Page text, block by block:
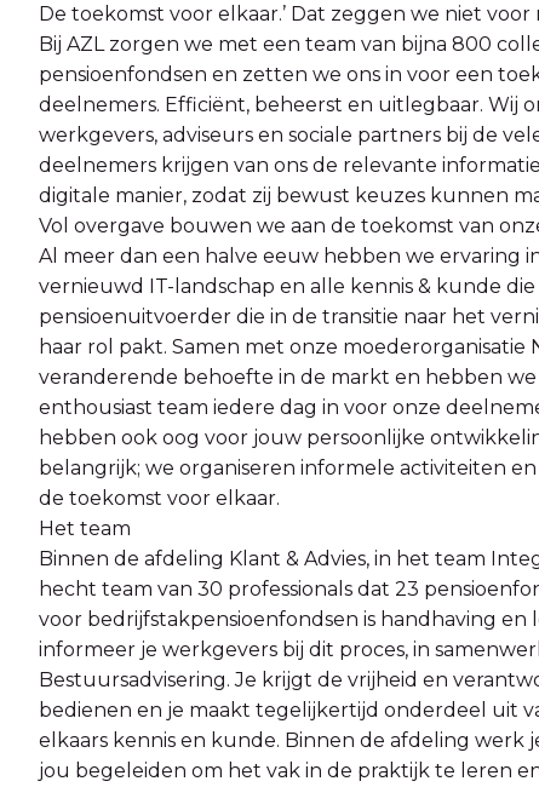
De toekomst voor elkaar.’ Dat zeggen we niet voor
Bij AZL zorgen we met een team van bijna 800
pensioenfondsen en zetten we ons in voor een
deelnemers. Efficiënt, beheerst en uitlegbaar. Wij
werkgevers, adviseurs en sociale partners bij de
deelnemers krijgen van ons de relevante
digitale manier, zodat zij bewust keuzes kunnen
Vol overgave bouwen we aan de toekomst van
Al meer dan een halve eeuw hebben we ervaring
vernieuwd IT-landschap en alle kennis & kunde
pensioenuitvoerder die in de transitie naar het
haar rol pakt. Samen met onze
veranderende behoefte in de markt en hebben
enthousiast team iedere dag in voor onze
hebben ook oog voor jouw persoonlijke
belangrijk; we organiseren informele activiteiten
de toekomst voor elkaar.
Het team
Binnen de afdeling Klant & Advies, in het team
hecht team van 30 professionals dat 23
voor bedrijfstakpensioenfondsen is handhaving
informeer je werkgevers bij dit proces, in
Bestuursadvisering. Je krijgt de vrijheid en
bedienen en je maakt tegelijkertijd onderdeel uit
elkaars kennis en kunde. Binnen de afdeling werk
jou begeleiden om het vak in de praktijk te leren